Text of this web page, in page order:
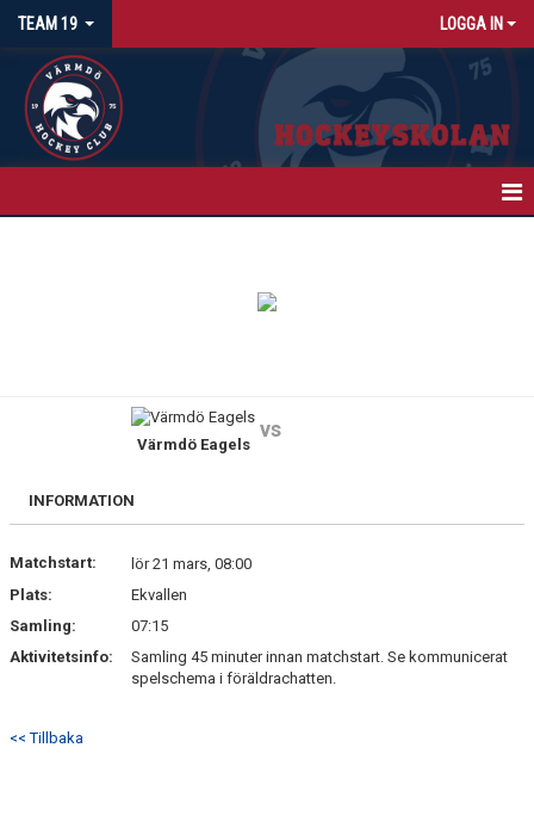
TEAM 19 LOGGA IN
Värmdö Eagels
vs
INFORMATION
Matchstart:
lör 21 mars, 08:00
Plats:
Ekvallen
Samling:
07:15
Aktivitetsinfo:
Samling 45 minuter innan matchstart. Se kommunicerat
spelschema i föräldrachatten.
<< Tillbaka